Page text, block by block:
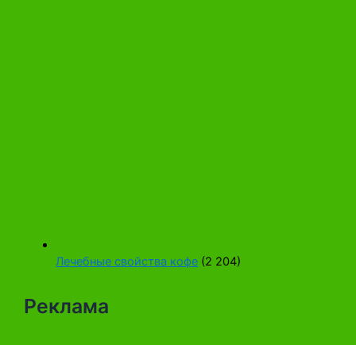
Лечебные свойства кофе (2 204)
Реклама